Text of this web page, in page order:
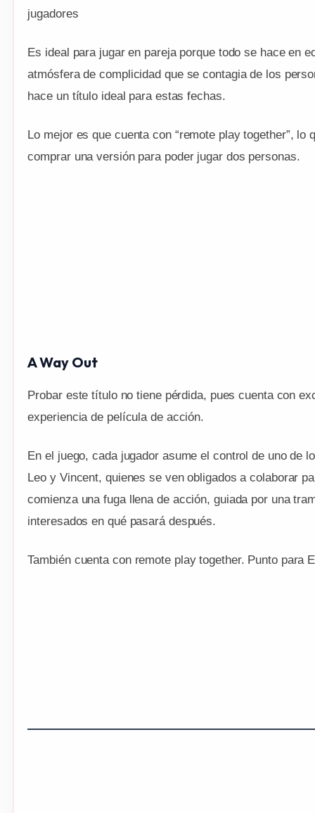
jugadores
Es ideal para jugar en pareja porque todo se hace en
atmósfera de complicidad que se contagia de los
hace un título ideal para estas fechas.
Lo mejor es que cuenta con “remote play together”, lo
comprar una versión para poder jugar dos personas.
A Way Out
Probar este título no tiene pérdida, pues cuenta con
experiencia de película de acción.
En el juego, cada jugador asume el control de uno de
Leo y Vincent, quienes se ven obligados a colaborar
comienza una fuga llena de acción, guiada por una
interesados en qué pasará después.
También cuenta con remote play together. Punto para